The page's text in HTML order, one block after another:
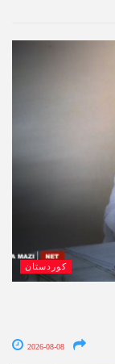
کوردستان
2026-08-08